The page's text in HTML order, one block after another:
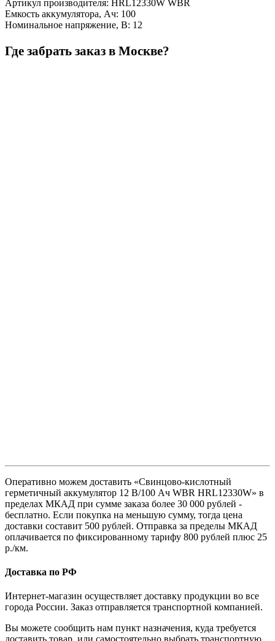
Артикул производителя: HRL12330W WBR
Емкость аккумулятора, Ач: 100
Номинальное напряжение, В: 12
Где забрать заказ в Москве?
Оперативно можем доставить «Свинцово-кислотный
герметичный аккумулятор 12 В/100 Ач WBR HRL12330W» в
пределах МКАД при сумме заказа более 30 000 рублей -
бесплатно. Если покупка на меньшую сумму, тогда цена
доставки составит 500 рублей. Отправка за пределы МКАД
оплачивается по фиксированному тарифу 800 рублей плюс 25
р./км.
Доставка по РФ
Интернет-магазин осуществляет доставку продукции во все
города России. Заказ отправляется транспортной компанией.
Вы можете сообщить нам пункт назначения, куда требуется
доставить товар, или самостоятельно выбрать транспортную